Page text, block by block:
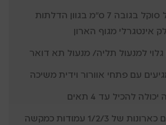
הארון מגיע על סוקל בגובה 7 ס”מ בגוון הדלתות
אינטגרלי מגוף הארון
גלוי למנעול תליה/ מנעול תא דואר
עם פתחי אוורור וידית משיכה
להכיל עד 4 תאים
הלוקרים מסופקים כארונות של 1/2/3 עמודות כמקשה